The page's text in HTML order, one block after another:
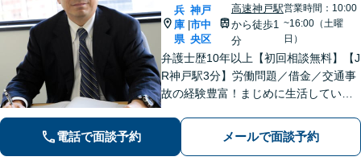
兵
庫
県
|
神戸
市中
央区
高速神戸駅
から徒歩1
分
営業時間：10:00
~16:00（土曜
日）
弁護士歴10年以上【初回相談無料】【J
R神戸駅3分】労働問題／借金／交通事
故の経験豊富！まじめに生活している
決策をご提案いたします。関西学院大
学大学院（ロースクール）の現役教
電話で面談予約 メールで面談予約